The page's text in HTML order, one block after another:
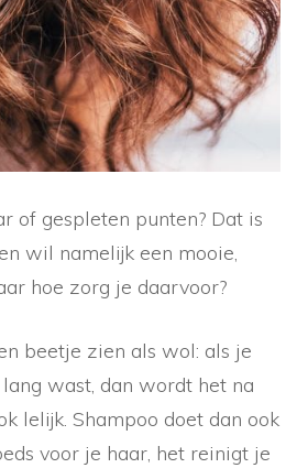
of gespleten punten? Dat is
wil namelijk een mooie,
hoe zorg je daarvoor?
beetje zien als wol: als je
wast, dan wordt het na
lelijk. Shampoo doet dan ook
voor je haar, het reinigt je